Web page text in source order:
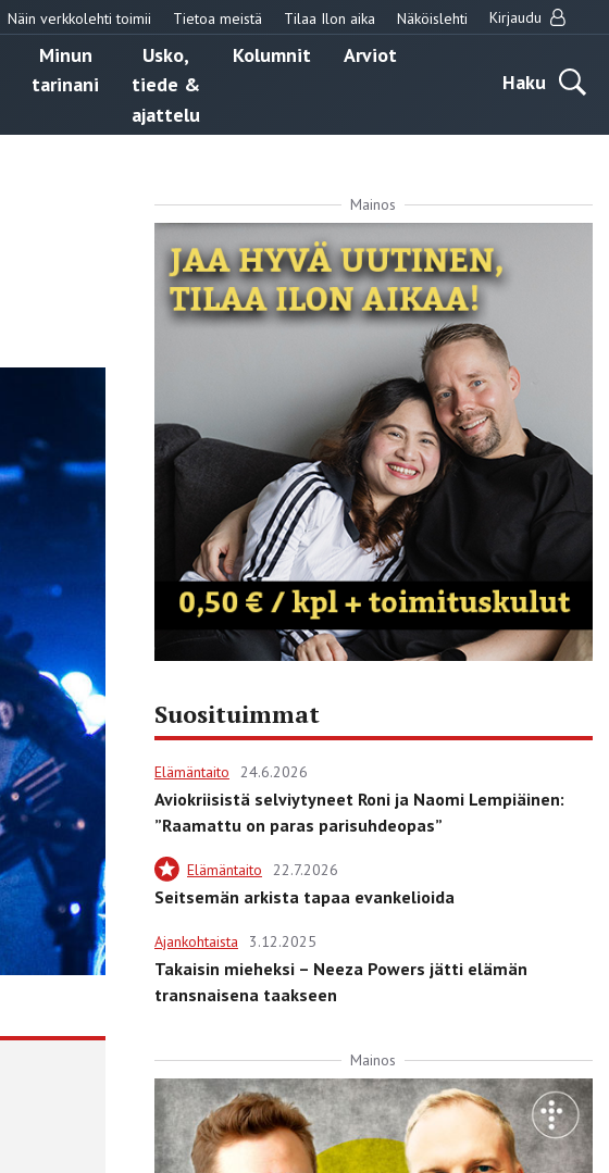
Näin verkkolehti toimii Tietoa meistä Tilaa Ilon aika Näköislehti Kirjaudu
Minun
tarinani
Usko,
tiede &
ajattelu
Kolumnit
Arviot
Haku
Mainos
Suosituimmat
Elämäntaito 24.6.2026
Aviokriisistä selviytyneet Roni ja Naomi Lempiäinen:
”Raamattu on paras parisuhdeopas”
Elämäntaito 22.7.2026
Seitsemän arkista tapaa evankelioida
Ajankohtaista 3.12.2025
Takaisin mieheksi – Neeza Powers jätti elämän
transnaisena taakseen
Mainos